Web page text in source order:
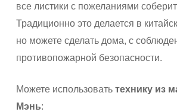
все листики с пожеланиями
Традиционно это делается в
но можете сделать дома, с
противопожарной безопасности.
Можете использовать технику из
Мэнь: